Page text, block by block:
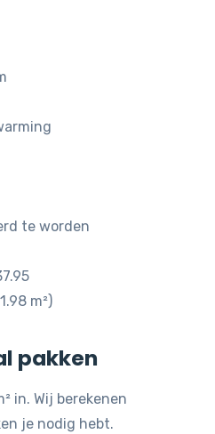
te worden
m²)
pakken
in. Wij berekenen
je nodig hebt.